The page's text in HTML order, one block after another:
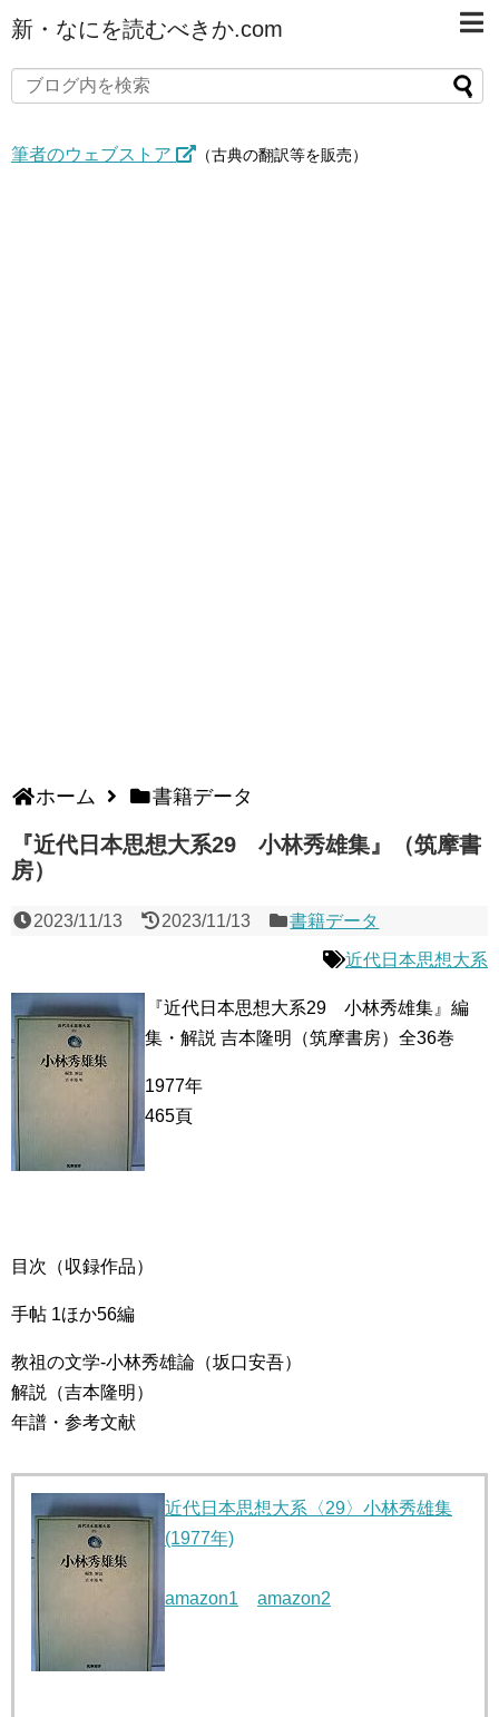
新・なにを読むべきか.com
筆者のウェブストア （古典の翻訳等を販売）
ホーム 書籍データ
『近代日本思想大系29 小林秀雄集』（筑摩書
房）
2023/11/13 2023/11/13 書籍データ
近代日本思想大系
『近代日本思想大系29 小林秀雄集』編
集・解説 吉本隆明（筑摩書房）全36巻
1977年
465頁
目次（収録作品）
手帖 1ほか56編
教祖の文学-小林秀雄論（坂口安吾）
解説（吉本隆明）
年譜・参考文献
近代日本思想大系〈29〉小林秀雄集
(1977年)
amazon1 amazon2